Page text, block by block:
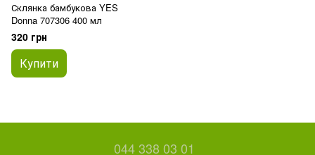
Склянка бамбукова YES
Donna 707306 400 мл
320 грн
Купити
044 338 03 01